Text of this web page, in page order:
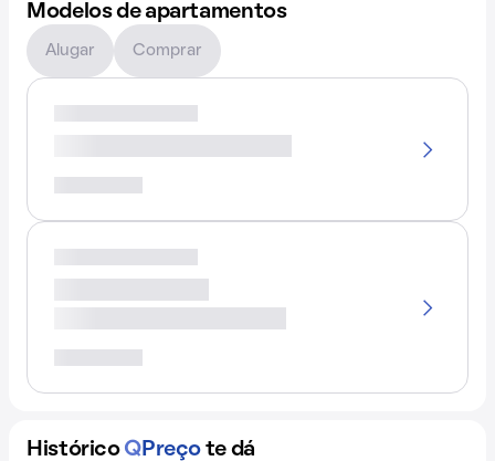
Modelos de apartamentos
Alugar Comprar
Histórico QPreço te dá